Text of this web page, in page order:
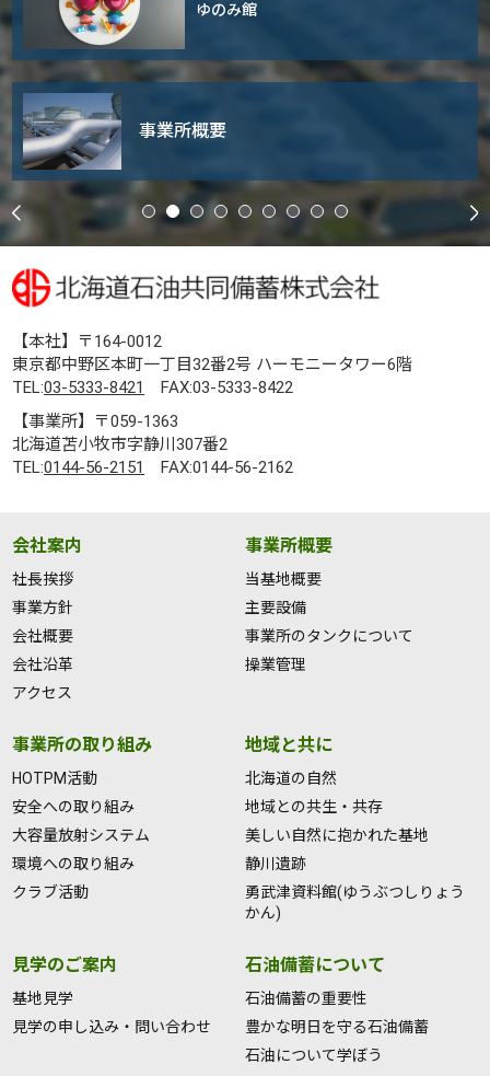
ゆのみ館
事業所概要
【本社】〒164-0012
東京都中野区本町一丁目32番2号 ハーモニータワー6階
TEL:03-5333-8421
FAX:03-5333-8422
【事業所】〒059-1363
北海道苫小牧市字静川307番2
TEL:0144-56-2151 FAX:0144-56-2162
会社案内
社長挨拶
事業方針
会社概要
会社沿革
アクセス
事業所概要
当基地概要
主要設備
事業所のタンクについて
操業管理
事業所の取り組み
HOTPM活動
安全への取り組み
大容量放射システム
環境への取り組み
クラブ活動
地域と共に
北海道の自然
地域との共生・共存
美しい自然に抱かれた基地
静川遺跡
勇武津資料館(ゆうぶつしりょう
かん)
見学のご案内
基地見学
見学の申し込み・問い合わせ
石油備蓄について
石油備蓄の重要性
豊かな明日を守る石油備蓄
石油について学ぼう